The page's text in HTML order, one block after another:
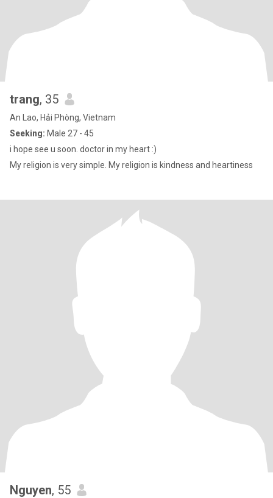
trang, 35
An Lao, Hải Phòng, Vietnam
Seeking: Male 27 - 45
i hope see u soon. doctor in my heart :)
My religion is very simple. My religion is kindness and heartiness
Nguyen, 55